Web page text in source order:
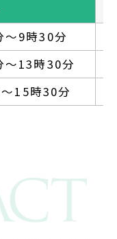
～9時30分
～13時30分
15時30分